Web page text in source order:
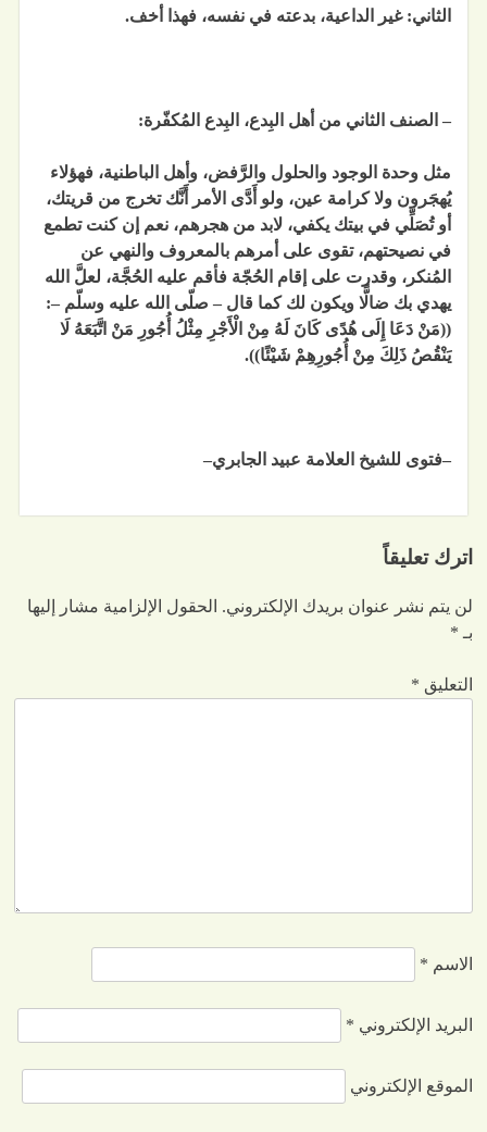
الثاني: غير الداعية، بدعته في نفسه، فهذا أخف.
– الصنف الثاني من أهل البِدع، البِدع المُكفّرة:
مثل وحدة الوجود والحلول والرَّفض، وأهل الباطنية، فهؤلاء
يُهجَرون ولا كرامة عين، ولو أَدَّى الأمر أَنَّك تخرج من قريتك،
أو تُصَلِّي في بيتك يكفي، لابد من هجرهم، نعم إن كنت تطمع
في نصيحتهم، تقوى على أمرهم بالمعروف والنهي عن
المُنكر، وقدرت على إقام الحُجّة فأقم عليه الحُجَّة، لعلَّ الله
يهدي بك ضالًّا ويكون لك كما قال – صلّى الله عليه وسلّم –:
((مَنْ دَعَا إِلَى هُدًى كَانَ لَهُ مِنْ الْأَجْرِ مِثْلُ أُجُورِ مَنْ اتَّبَعَهُ لَا
يَنْقُصُ ذَلِكَ مِنْ أُجُورِهِمْ شَيْئًا)).
–فتوى للشيخ العلامة عبيد الجابري–
اترك تعليقاً
لن يتم نشر عنوان بريدك الإلكتروني. الحقول الإلزامية مشار إليها
بـ *
التعليق *
الاسم *
البريد الإلكتروني *
الموقع الإلكتروني